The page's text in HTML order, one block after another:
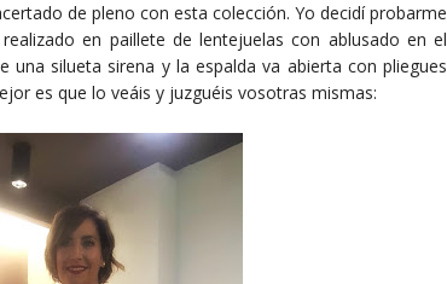
de pleno con esta colección. Yo decidí probarme
en paillete de lentejuelas con ablusado en el
silueta sirena y la espalda va abierta con pliegues
es que lo veáis y juzguéis vosotras mismas: